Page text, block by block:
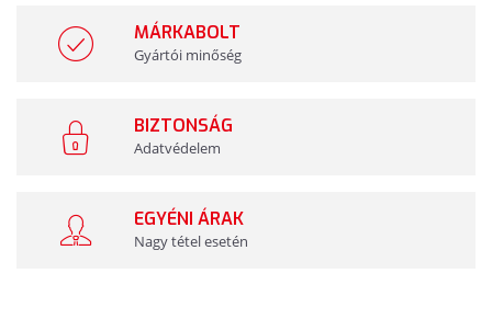
MÁRKABOLT
Gyártói minőség
BIZTONSÁG
Adatvédelem
EGYÉNI ÁRAK
Nagy tétel esetén